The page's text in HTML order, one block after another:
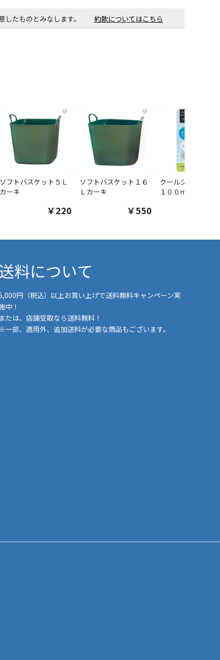
意したものとみなします。 約款についてはこちら
♥
ソフトバスケット５Ｌ
カーキ
￥220
♥
ソフトバスケット１６
Ｌカーキ
￥550
クールシャツスプ
１００ｍｌ
料について
円（税込）以上お買い上げで送料無料キャンペーン実
中！
または、店舗受取なら送料無料！
※一部、適用外、追加送料が必要な商品もございます。